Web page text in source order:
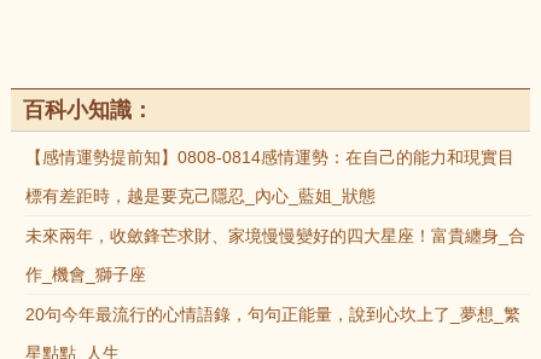
百科小知識：
【感情運勢提前知】0808-0814感情運勢：在自己的能力和現實目
標有差距時，越是要克己隱忍_內心_藍姐_狀態
未來兩年，收斂鋒芒求財、家境慢慢變好的四大星座！富貴纏身_合
作_機會_獅子座
20句今年最流行的心情語錄，句句正能量，說到心坎上了_夢想_繁
星點點_人生